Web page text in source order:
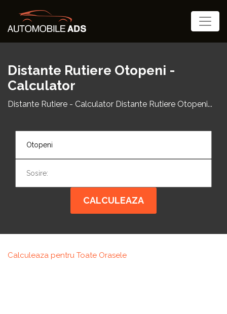
Distante Rutiere Otopeni -
Calculator
Distante Rutiere - Calculator Distante Rutiere Otopeni...
CALCULEAZA
Calculeaza pentru Toate Orasele